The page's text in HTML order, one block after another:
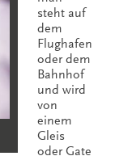
steht auf
dem
Flughafen
oder dem
Bahnhof
und wird
von
einem
Gleis
oder Gate